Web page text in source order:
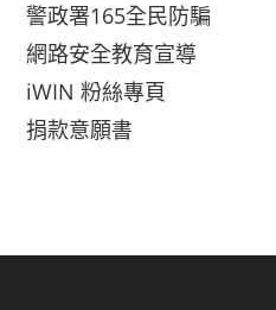
警政署165全民防騙
網路安全教育宣導
iWIN 粉絲專頁
捐款意願書